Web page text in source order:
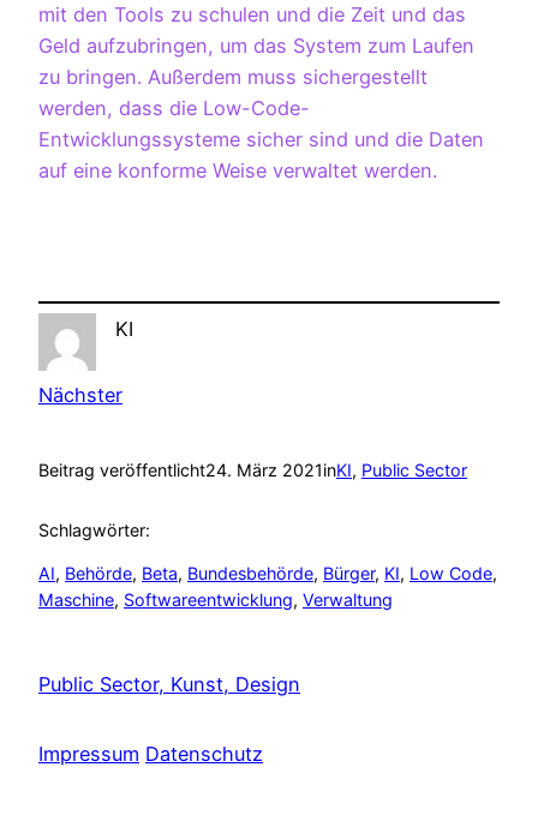
mit den Tools zu schulen und die Zeit und das
Geld aufzubringen, um das System zum Laufen
zu bringen. Außerdem muss sichergestellt
werden, dass die Low-Code-
Entwicklungssysteme sicher sind und die Daten
auf eine konforme Weise verwaltet werden.
KI
Nächster
Beitrag veröffentlicht24. März 2021inKI, Public Sector
Schlagwörter:
AI, Behörde, Beta, Bundesbehörde, Bürger, KI, Low Code
Maschine, Softwareentwicklung, Verwaltung
Public Sector, Kunst, Design
Impressum Datenschutz